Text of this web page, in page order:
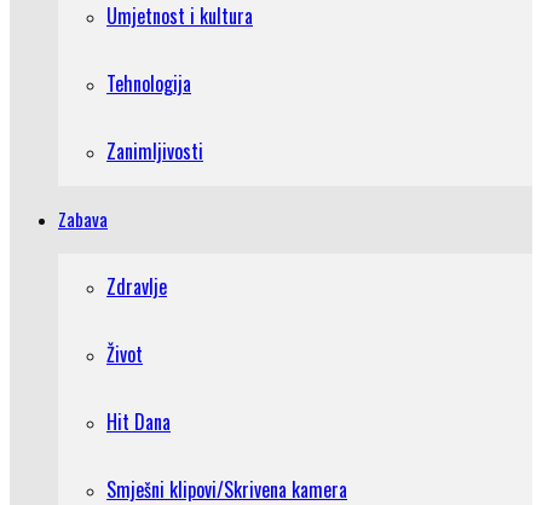
Umjetnost i kultura
Tehnologija
Zanimljivosti
Zabava
Zdravlje
Život
Hit Dana
Smješni klipovi/Skrivena kamera